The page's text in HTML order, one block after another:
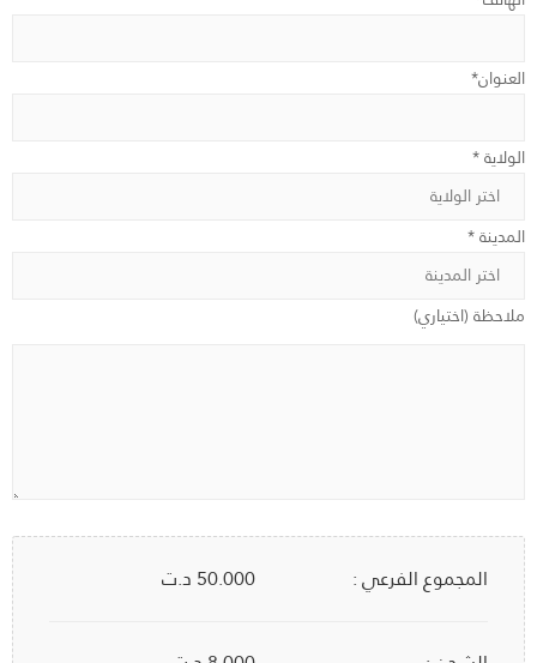
العنوان*
الولاية *
المدينة *
ملاحظة (اختياري)
المجموع الفرعي : 50.000 د.ت